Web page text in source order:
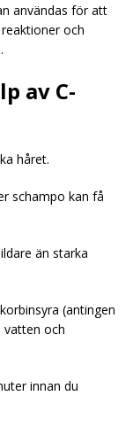
användas för att
och
av C-
håret.
schampo kan få
än starka
(antingen
vatten och
innan du